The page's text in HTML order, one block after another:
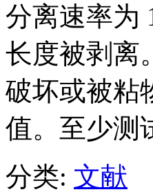
分离速率为
长度被剥离
破坏或被粘
值。至少测
分类: 文献